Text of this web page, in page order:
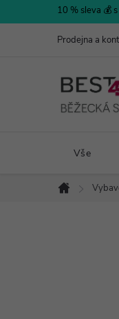
na
10 % sleva 💰
Prodejna a
Vše
Domů